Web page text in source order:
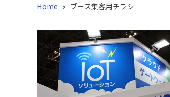
Home  ブース集客用チラシ